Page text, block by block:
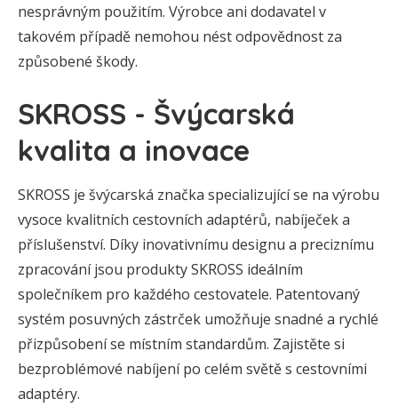
nesprávným použitím. Výrobce ani dodavatel v
takovém případě nemohou nést odpovědnost za
způsobené škody.
SKROSS - Švýcarská
kvalita a inovace
SKROSS je švýcarská značka specializující se na výrobu
vysoce kvalitních cestovních adaptérů, nabíječek a
příslušenství. Díky inovativnímu designu a preciznímu
zpracování jsou produkty SKROSS ideálním
společníkem pro každého cestovatele. Patentovaný
systém posuvných zástrček umožňuje snadné a rychlé
přizpůsobení se místním standardům. Zajistěte si
bezproblémové nabíjení po celém světě s cestovními
adaptéry.